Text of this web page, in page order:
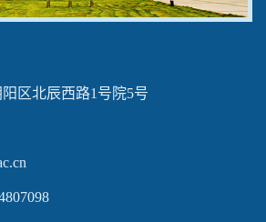
北辰西路1号院5号